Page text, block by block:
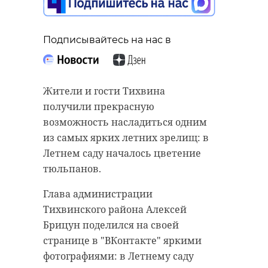
Подписывайтесь на нас в
Жители и гости Тихвина
получили прекрасную
возможность насладиться одним
из самых ярких летних зрелищ: в
Летнем саду началось цветение
тюльпанов.
Глава администрации
Тихвинского района Алексей
Брицун поделился на своей
странице в "ВКонтакте" яркими
фотографиями: в Летнему саду
Подписывайтесь на нас в
Губернатор Ленинградской
области Александр Дрозденко
сообщил об отмене режима
воздушной опасности. Сообщение
он опубликовал на своих
соцсетях в четверг, 21 мая, в 21:11.
Опасность БПЛА в воздушном
пространстве Ленинградской
области объявили в 14:41. Позже
Всеволожского
помощь бойцам СВО
21 мая, 20:54
Подписывайтесь на нас в
городского поселения совместно с
главой Всеволожского района
Лирой Бурак передали очередную
партию помощи бойцам
специальной военной операции.